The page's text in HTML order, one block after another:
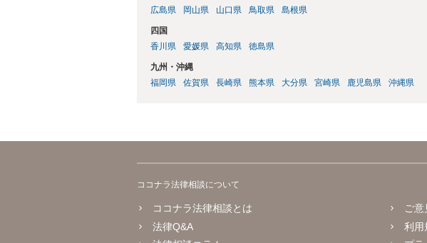
広島県
岡山県 山口県 鳥取県 島根県
四国
香川県
愛媛県 高知県 徳島県
九州・沖縄
福岡県
佐賀県 長崎県 熊本県 大分県 宮崎県 鹿児島県 沖縄県
ココナラ法律相談について
ココナラ法律相談とは
法律Q&A
ご
利用